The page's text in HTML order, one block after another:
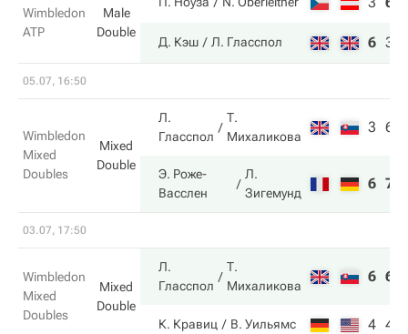
Wimbledon
ATP
Male
Double
Д. Кэш Л. Гласспол 6 3
05.07, 16:50
Wimbledon
Mixed
Doubles
Mixed
Double
Л.
Гласспол
Т.
Михаликова
3 6
Э. Роже-
Васслен
Л.
Зигемунд
6 7
03.07, 17:50
Wimbledon
Mixed
Doubles
Mixed
Double
Л.
Гласспол
Т.
Михаликова
6 6
К. Кравиц В. Уильямс 4 4